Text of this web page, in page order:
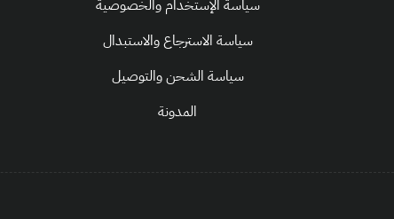
سياسة الإستخدام والخصوصية
سياسة الاسترجاع والاستبدال
سياسة الشحن والتوصيل
المدونة